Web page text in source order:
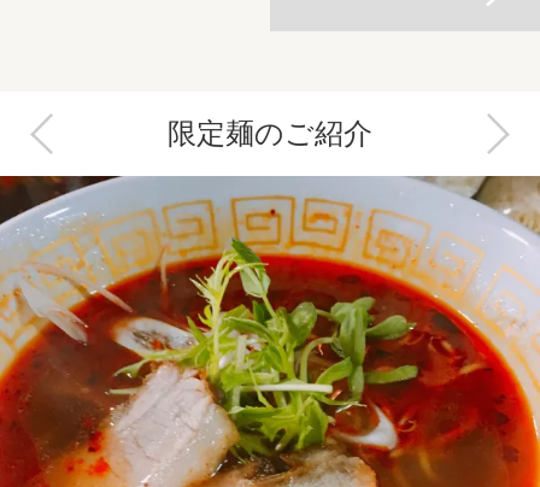
限定麺のご紹介
Next